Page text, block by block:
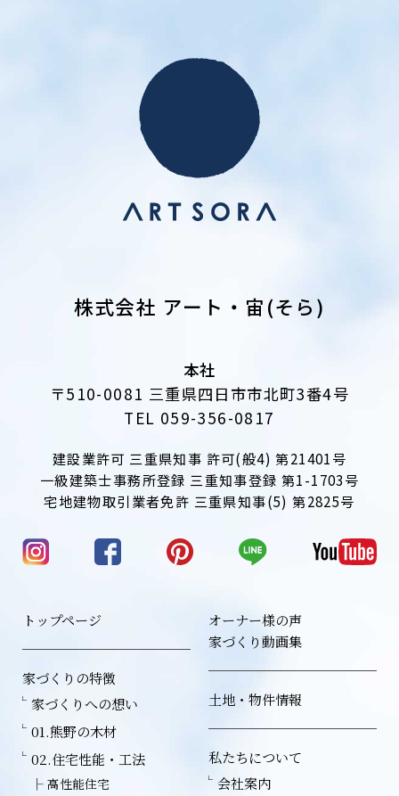
株式会社 アート・宙(そら)
本社
〒510-0081 三重県四日市市北町3番4号
TEL 059-356-0817
建設業許可 三重県知事 許可(般4) 第21401号
一級建築士事務所登録 三重知事登録 第1-1703号
宅地建物取引業者免許 三重県知事(5) 第2825号
トップページ
家づくりの特徴
家づくりへの想い
01.熊野の木材
02.住宅性能・工法
高性能住宅
オーナー様の声
家づくり動画集
土地・物件情報
私たちについて
会社案内